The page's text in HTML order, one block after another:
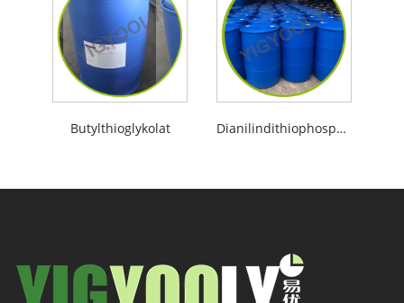
Butylthioglykolat Dianilindithiophosphorsäure